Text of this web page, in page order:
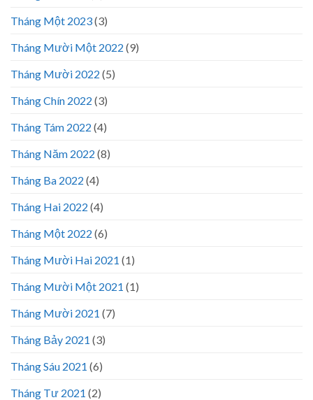
Tháng Một 2023(3)
Tháng Mười Một 2022 (9)
Tháng Mười 2022 (5)
Tháng Chín 2022 (3)
Tháng Tám 2022 (4)
Tháng Năm 2022 (8)
Tháng Ba 2022 (4)
Tháng Hai 2022 (4)
Tháng Một 2022 (6)
Tháng Mười Hai 2021 (1)
Tháng Mười Một 2021 (1)
Tháng Mười 2021 (7)
Tháng Bảy 2021 (3)
Tháng Sáu 2021 (6)
Tháng Tư 2021 (2)